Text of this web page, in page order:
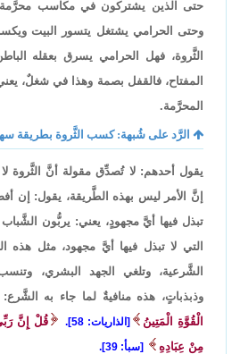
حتى الذين يشتركون في مكاسب محرَّمة
وحتى الحرامي يشتغل يتسور البيت
الثَّروة، فهل الحرامي يسرق بعقله
المفتاح، فالقفل بصمة وهذا في شغلٌ،
المحرَّمة.
الرَّد على شُبهة: كسب الثَّروة بطريقة
يقول أحدهم: لا تُصدِّق مقولة أنَّ الثَّروة لا
إنَّ الأمر ليس بهذه الطَّريقة، يقول: إن
تبذل فيها أيَّ مجهودٍ، يعني: يربُّون
التي لا تبذل فيها أيَّ مجهود، مثل هذه
الشَّرعية، وتلغي الجهد البشري،
وذبذباتٍ، هذه منافيةٌ لما جاء به الشَّرع:
الْقُوَّةِ الْمَتِينُ
[الذاريات: 58].
قُلْ إِنَّ
مِنْ عِبَادِهِ
[سبأ: 39].